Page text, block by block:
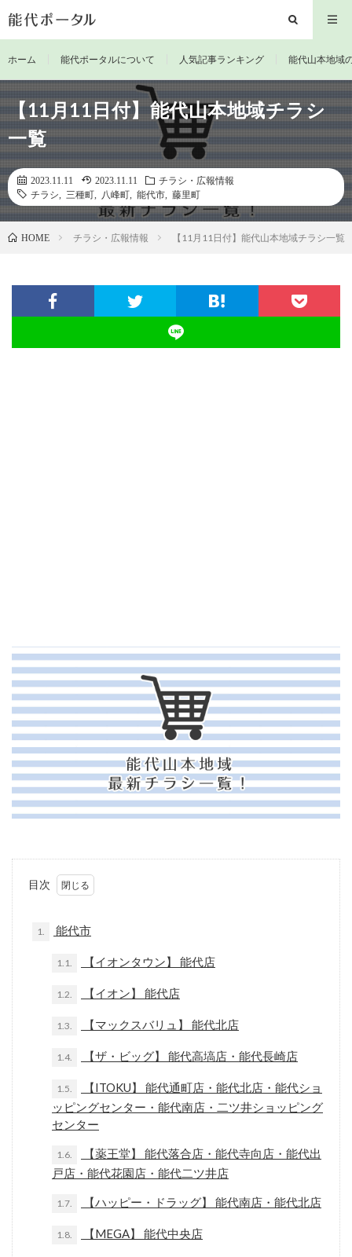
ホーム 能代ポータルについて 人気記事ランキング 能代山本地域
【11月11日付】能代山本地域チラシ
一覧
2023.11.11 2023.11.11
チラシ・広報情報
チラシ
三種町 八峰町 能代市 藤里町
HOME チラシ・広報情報 【11月11日付】能代山本地域チラシ一覧
目次
1. 能代市
1.1. 【イオンタウン】 能代店
1.2. 【イオン】 能代店
1.3. 【マックスバリュ】 能代北店
1.4. 【ザ・ビッグ】 能代高塙店・能代長崎店
1.5.
【ITOKU】 能代通町店・能代北店・能代ショ
ッピングセンター・能代南店・二ツ井ショッピング
センター
1.6.
【薬王堂】 能代落合店・能代寺向店・能代出
戸店・能代花園店・能代二ツ井店
1.7. 【ハッピー・ドラッグ】 能代南店・能代北店
1.8. 【MEGA】 能代中央店